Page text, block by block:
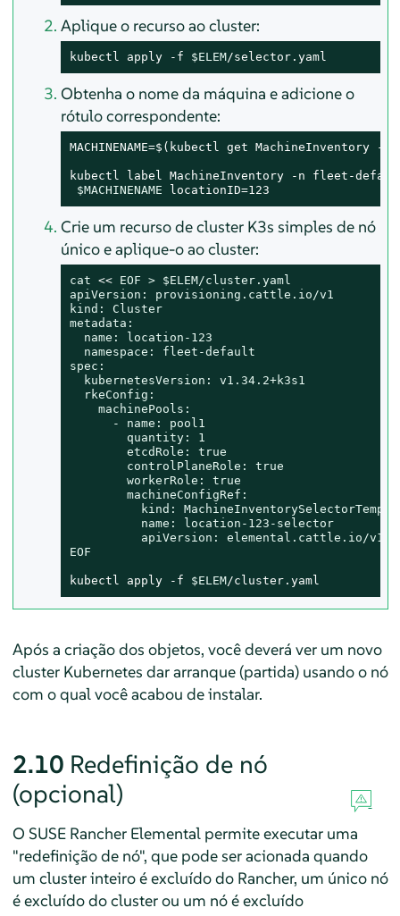
Aplique o recurso ao cluster:
kubectl apply -f $ELEM/selector.yaml
Obtenha o nome da máquina e adicione o
rótulo correspondente:
MACHINENAME=$(kubectl get
kubectl label MachineInventory -n fleet-
$MACHINENAME locationID=123
Crie um recurso de cluster K3s simples de nó
único e aplique-o ao cluster:
cat << EOF > $ELEM/cluster.yaml
apiVersion: provisioning.cattle.io/v1
kind: Cluster
metadata:
  name: location-123
  namespace: fleet-default
spec:
  kubernetesVersion: v1.34.2+k3s1
  rkeConfig:
    machinePools:
      - name: pool1
        quantity: 1
        etcdRole: true
        controlPlaneRole: true
        workerRole: true
        machineConfigRef:
kind:
          name: location-123-selector
apiVersion: elemental.cattle.io/
EOF
kubectl apply -f $ELEM/cluster.yaml
Após a criação dos objetos, você deverá ver um novo
cluster Kubernetes dar arranque (partida) usando o nó
com o qual você acabou de instalar.
2.10 Redefinição de nó
(opcional)
O SUSE Rancher Elemental permite executar uma
"redefinição de nó", que pode ser acionada quando
um cluster inteiro é excluído do Rancher, um único nó
é excluído do cluster ou um nó é excluído